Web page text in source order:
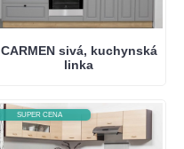
CARMEN sivá, kuchynská
linka
SUPER CENA